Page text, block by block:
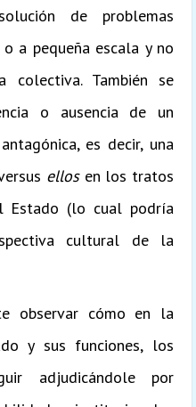
de problemas
a pequeña escala y no
colectiva. También se
o ausencia de un
es decir, una
ellosen los tratos
Estado (lo cual podría
cultural de la
observar cómo en la
y sus funciones, los
adjudicándole por